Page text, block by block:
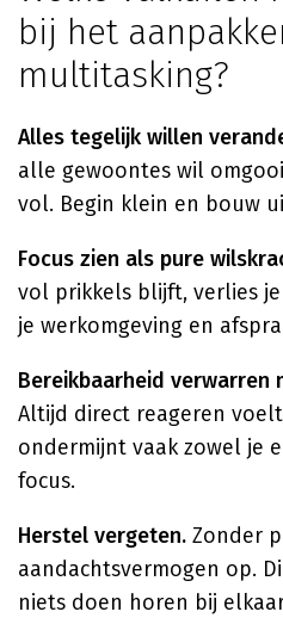
bij het
multitasking?
Alles tegelijk willen
alle gewoontes wil
vol. Begin klein en bouw
Focus zien als pure
vol prikkels blijft, verlies
je werkomgeving en
Bereikbaarheid verwarren
Altijd direct reageren
ondermijnt vaak zowel je
focus.
Herstel vergeten. Zonder
aandachtsvermogen op.
niets doen horen bij